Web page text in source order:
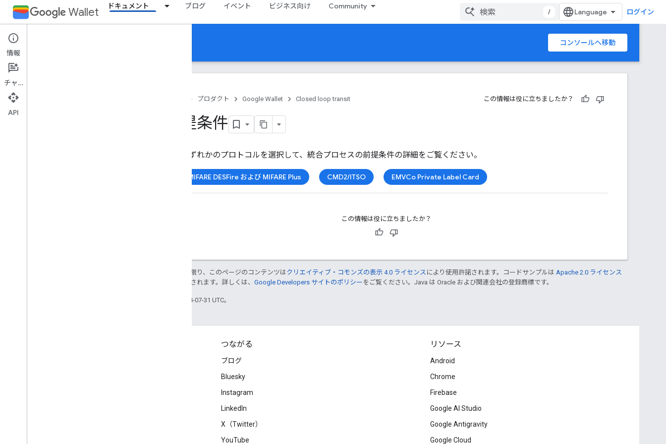
Wallet ドキュメント ブログ イベント ビジネス向け Community
/ ログイン
Closed loop transit コンソールへ移動
概要
プロダクト Google Wallet Closed loop transit この情報は役に立ちましたか？
前提条件
次のいずれかのプロトコルを選択して、統合プロセスの前提条件の詳細をご覧ください。
NXP MIFARE DESFire および MIFARE Plus CMD2/ITSO EMVCo Private Label Card
この情報は役に立ちましたか？
特に記載のない限り、このページのコンテンツはクリエイティブ・コモンズの表示 4.0 ライセンス により使用許諾されます。コードサンプルは Apache 2.0 ライセンス
により使用許諾されます。詳しくは、 Google Developers サイトのポリシー をご覧ください。Java は Oracle および関連会社の登録商標です。
最終更新日 2024-07-31 UTC。
つながる
ブログ
Bluesky
Instagram
LinkedIn
X（Twitter）
YouTube
リソース
Android
Chrome
Firebase
Google AI Studio
Google Antigravity
Google Cloud
情報
チャット
API